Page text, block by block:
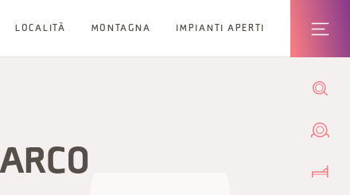
LOCALITÀ MONTAGNA IMPIANTI APERTI